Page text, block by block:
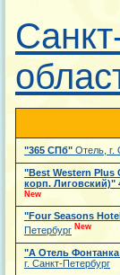
"365 СПб" Отель, г.
"Best Western Plus
корп. Лиговский)"
New
"Four Seasons
Петербург New
"А Отель
г. Санкт-Петербург